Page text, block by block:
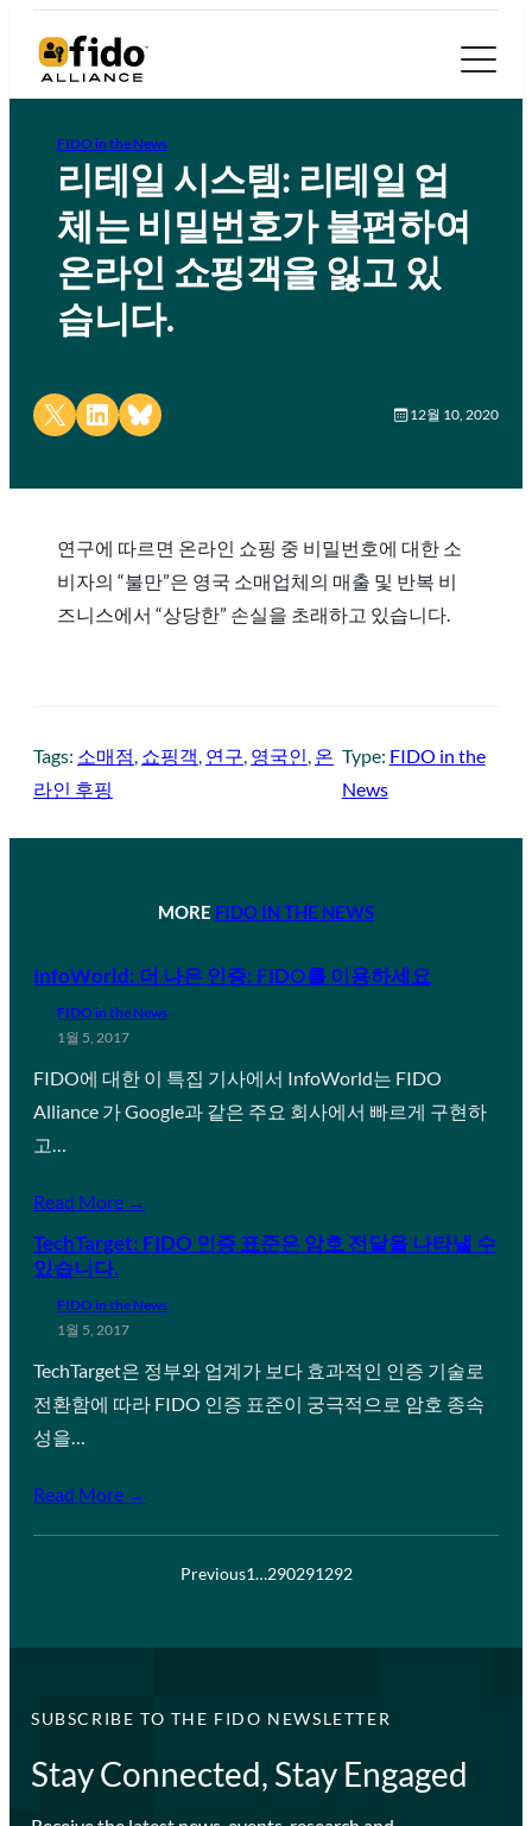
FIDO in the News
리테일 시스템: 리테일 업
체는 비밀번호가 불편하여
온라인 쇼핑객을 잃고 있
습니다.
Share on X Share on LinkedIn
Share on Bluesky 12월 10, 2020
연구에 따르면 온라인 쇼핑 중 비밀번호에 대한 소
비자의 “불만”은 영국 소매업체의 매출 및 반복 비
즈니스에서 “상당한” 손실을 초래하고 있습니다.
Tags: 소매점 쇼핑객 연구 영국인 온
라인 후핑
Type: FIDO in the
News
MORE FIDO IN THE NEWS
InfoWorld: 더 나은 인증: FIDO를 이용하세요
FIDO in the News
1월 5, 2017
FIDO에 대한 이 특집 기사에서 InfoWorld는 FIDO
Alliance 가 Google과 같은 주요 회사에서 빠르게 구현하
고…
Read More →
TechTarget: FIDO 인증 표준은 암호 전달을 나타낼 수
있습니다.
FIDO in the News
1월 5, 2017
TechTarget은 정부와 업계가 보다 효과적인 인증 기술로
전환함에 따라 FIDO 인증 표준이 궁극적으로 암호 종속
성을…
Read More →
Previous1…290291292
SUBSCRIBE TO THE FIDO NEWSLETTER
Stay Connected, Stay Engaged